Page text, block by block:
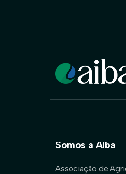
Somos a Aiba
Associação de